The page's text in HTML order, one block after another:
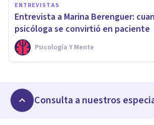
ENTREVISTAS
Entrevista a Marina Berenguer:
psicóloga se convirtió en paciente
Psicología Y Mente
Consulta a nuestros